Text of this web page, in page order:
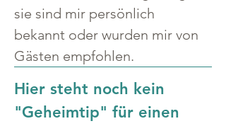
sie sind mir persönlich
bekannt oder wurden mir von
Gästen empfohlen.
Hier steht noch kein
"Geheimtip" für einen